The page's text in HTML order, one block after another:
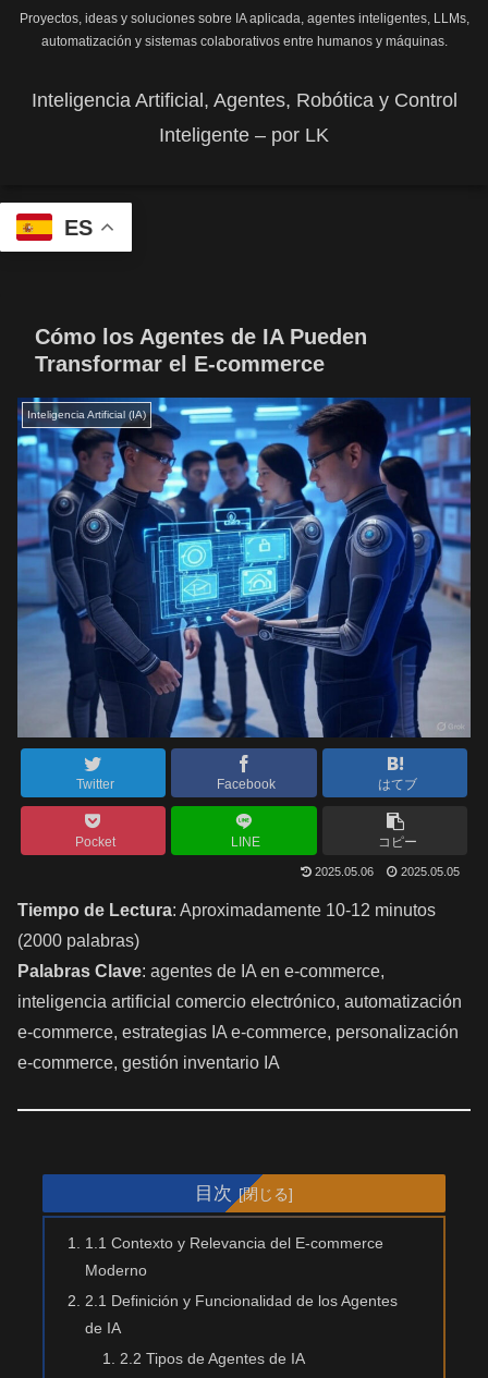
Proyectos, ideas y soluciones sobre IA aplicada, agentes inteligentes, LLMs,
automatización y sistemas colaborativos entre humanos y máquinas.
Inteligencia Artificial, Agentes, Robótica y Control
Inteligente – por LK
ES
Cómo los Agentes de IA Pueden
Transformar el E-commerce
Inteligencia Artificial (IA)
Twitter Facebook はてブ
Pocket LINE コピー
2025.05.06 2025.05.05
Tiempo de Lectura: Aproximadamente 10-12 minutos
(2000 palabras)
Palabras Clave: agentes de IA en e-commerce,
inteligencia artificial comercio electrónico, automatización
e-commerce, estrategias IA e-commerce, personalización
e-commerce, gestión inventario IA
目次
1.1 Contexto y Relevancia del E-commerce
Moderno
2.1 Definición y Funcionalidad de los Agentes
de IA
2.2 Tipos de Agentes de IA